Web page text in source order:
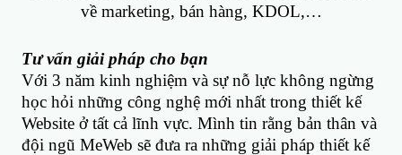
về marketing, bán hàng, KDOL,…
Tư vấn giải pháp cho bạn
Với 3 năm kinh nghiệm và sự nỗ lực không ngừng
học hỏi những công nghệ mới nhất trong thiết kế
Website ở tất cả lĩnh vực. Mình tin rằng bản thân và
đội ngũ MeWeb sẽ đưa ra những giải pháp thiết kế